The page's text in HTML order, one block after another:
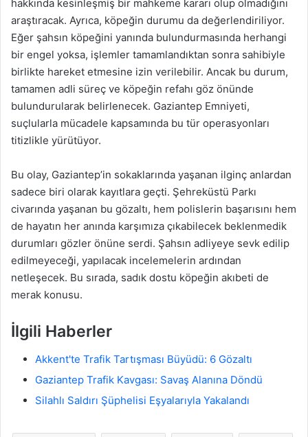
hakkında kesinleşmiş bir mahkeme kararı olup olmadığını
araştıracak. Ayrıca, köpeğin durumu da değerlendiriliyor.
Eğer şahsın köpeğini yanında bulundurmasında herhangi
bir engel yoksa, işlemler tamamlandıktan sonra sahibiyle
birlikte hareket etmesine izin verilebilir. Ancak bu durum,
tamamen adli süreç ve köpeğin refahı göz önünde
bulundurularak belirlenecek. Gaziantep Emniyeti,
suçlularla mücadele kapsamında bu tür operasyonları
titizlikle yürütüyor.
Bu olay, Gaziantep’in sokaklarında yaşanan ilginç anlardan
sadece biri olarak kayıtlara geçti. Şehreküstü Parkı
civarında yaşanan bu gözaltı, hem polislerin başarısını hem
de hayatın her anında karşımıza çıkabilecek beklenmedik
durumları gözler önüne serdi. Şahsın adliyeye sevk edilip
edilmeyeceği, yapılacak incelemelerin ardından
netleşecek. Bu sırada, sadık dostu köpeğin akıbeti de
merak konusu.
İlgili Haberler
Akkent'te Trafik Tartışması Büyüdü: 6 Gözaltı
Gaziantep Trafik Kavgası: Savaş Alanına Döndü
Silahlı Saldırı Şüphelisi Eşyalarıyla Yakalandı